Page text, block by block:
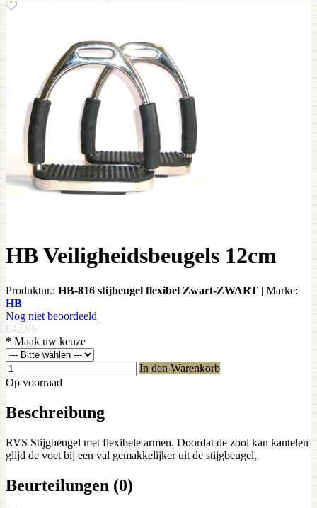
HB Veiligheidsbeugels 12cm
Produktnr.: HB-816 stijbeugel flexibel Zwart-ZWART | Marke:
HB
Nog niet beoordeeld
€42,95
* Maak uw keuze
In den Warenkorb
Op voorraad
Beschreibung
RVS Stijgbeugel met flexibele armen. Doordat de zool kan kantelen
glijd de voet bij een val gemakkelijker uit de stijgbeugel,
Beurteilungen (0)